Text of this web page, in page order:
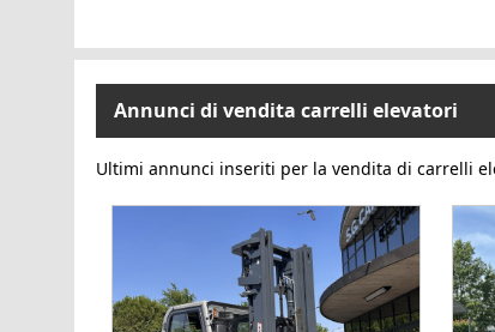
Annunci di vendita carrelli elevatori
Ultimi annunci inseriti per la vendita di carrelli